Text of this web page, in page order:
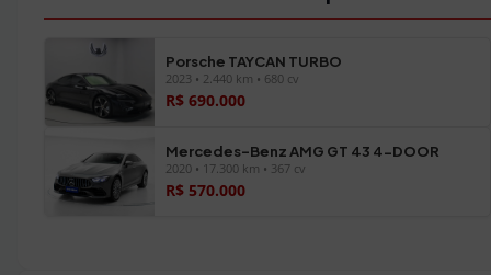
Porsche TAYCAN TURBO
2023 • 2.440 km • 680 cv
R$ 690.000
Mercedes-Benz AMG GT 43 4-DOOR
2020 • 17.300 km • 367 cv
R$ 570.000